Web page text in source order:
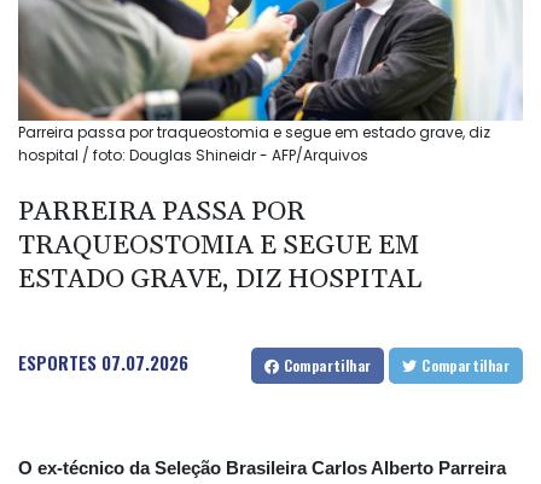
Parreira passa por traqueostomia e segue em estado grave, diz
hospital / foto: Douglas Shineidr - AFP/Arquivos
PARREIRA PASSA POR
TRAQUEOSTOMIA E SEGUE EM
ESTADO GRAVE, DIZ HOSPITAL
ESPORTES 07.07.2026 Compartilhar Compartilhar
O ex-técnico da Seleção Brasileira Carlos Alberto Parreira